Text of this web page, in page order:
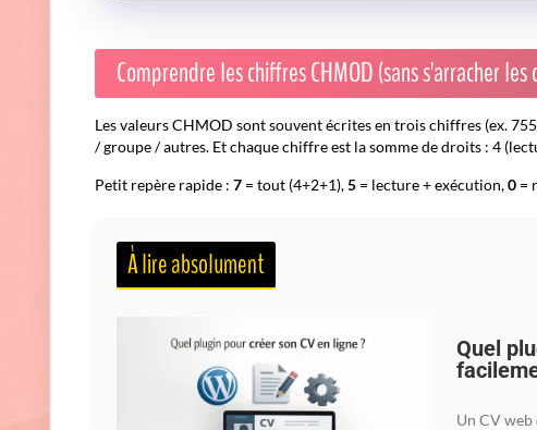
Comprendre les chiffres CHMOD (sans s'arracher les
Les valeurs CHMOD sont souvent écrites en trois chiffres (ex.
/ groupe / autres. Et chaque chiffre est la somme de droits : 4
Petit repère rapide : 7 = tout (4+2+1),5 = lecture + exécution,0 =
À lire absolument
Quel
Un CV